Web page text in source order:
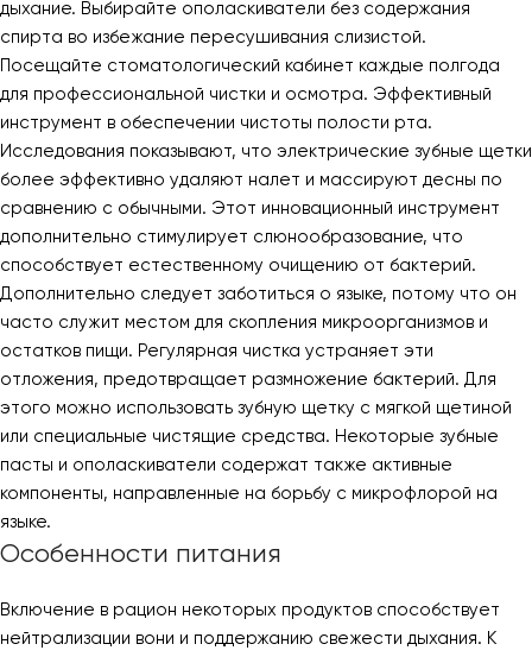
дыхание. Выбирайте ополаскиватели без содержания
спирта во избежание пересушивания слизистой.
Посещайте стоматологический кабинет каждые полгода
для профессиональной чистки и осмотра. Эффективный
инструмент в обеспечении чистоты полости рта.
Исследования показывают, что электрические зубные щетки
более эффективно удаляют налет и массируют десны по
сравнению с обычными. Этот инновационный инструмент
дополнительно стимулирует слюнообразование, что
способствует естественному очищению от бактерий.
Дополнительно следует заботиться о языке, потому что он
часто служит местом для скопления микроорганизмов и
остатков пищи. Регулярная чистка устраняет эти
отложения, предотвращает размножение бактерий. Для
этого можно использовать зубную щетку с мягкой щетиной
или специальные чистящие средства. Некоторые зубные
пасты и ополаскиватели содержат также активные
компоненты, направленные на борьбу с микрофлорой на
языке.
Особенности питания
Включение в рацион некоторых продуктов способствует
нейтрализации вони и поддержанию свежести дыхания. К